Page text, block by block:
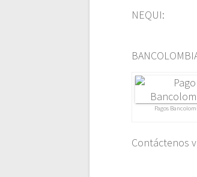
NEQUI:
Pagos
Contáctenos